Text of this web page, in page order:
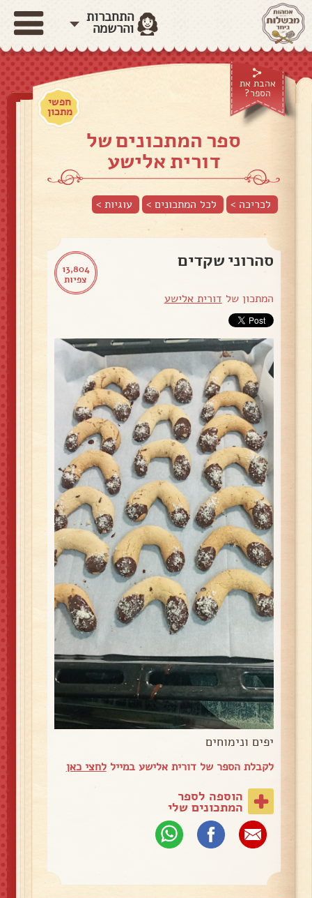
התחברות
והרשמה
אהבת את
הספר?
חפשי
מתכון
ספר המתכונים של
דורית אלישע
לכריכה > לכל המתכונים > עוגיות>
13,804
צפיות
סהרוני שקדים
המתכון של דורית אלישע
יפים ונימוחים
לקבלת הספר של דורית אלישע במייללחצי כאן
הוספה לספר
המתכונים שלי